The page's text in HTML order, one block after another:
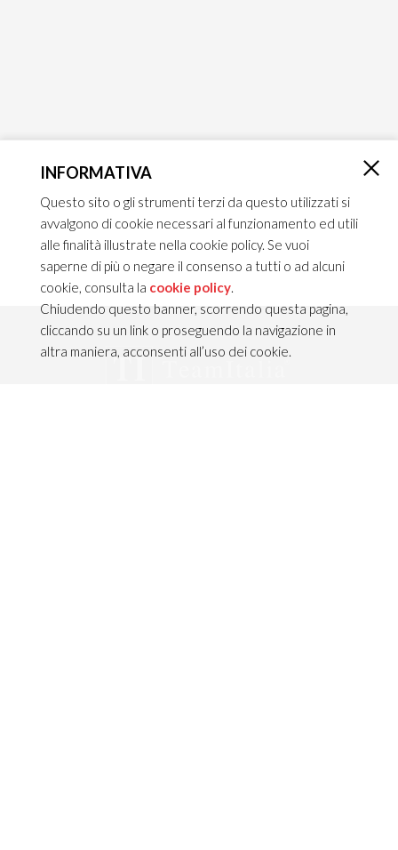
INFORMATIVA
Questo sito o gli strumenti terzi da questo utilizzati si
avvalgono di cookie necessari al funzionamento ed utili
alle finalità illustrate nella cookie policy. Se vuoi
saperne di più o negare il consenso a tutti o ad alcuni
cookie, consulta la cookie policy.
Chiudendo questo banner, scorrendo questa pagina,
cliccando su un link o proseguendo la navigazione in
altra maniera, acconsenti all’uso dei cookie.